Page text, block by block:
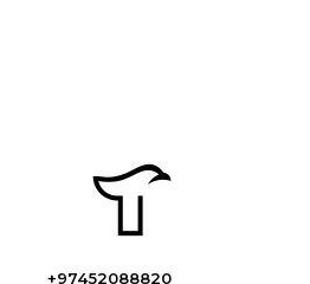
+97452088820